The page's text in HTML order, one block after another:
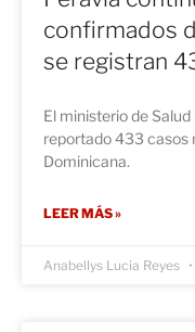
confirmados
se registran
El ministerio de
reportado 433 casos
Dominicana.
LEER MÁS »
Anabellys Lucia Reyes